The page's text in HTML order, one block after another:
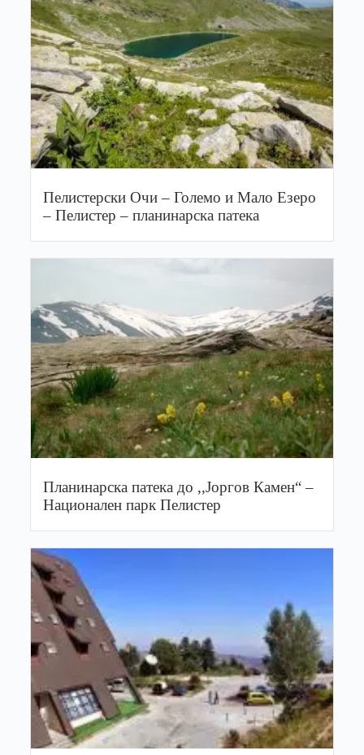
Пелистерски Очи – Големо и Мало Езеро
– Пелистер – планинарска патека
Планинарска патека до ,,Јоргов Камен“ –
Национален парк Пелистер